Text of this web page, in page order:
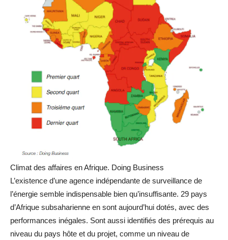
Climat des affaires en Afrique. Doing Business
L’existence d’une agence indépendante de surveillance de
l’énergie semble indispensable bien qu’insuffisante. 29 pays
d’Afrique subsaharienne en sont aujourd’hui dotés, avec des
performances inégales. Sont aussi identifiés des prérequis au
niveau du pays hôte et du projet, comme un niveau de